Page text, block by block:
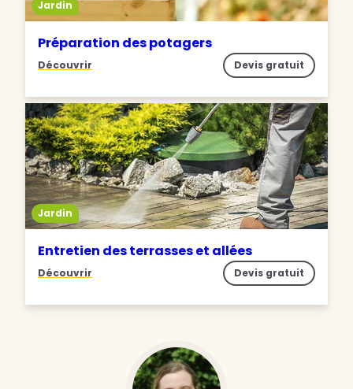
Jardin
Préparation des potagers
Découvrir Devis gratuit
Jardin
Entretien des terrasses et allées
Découvrir Devis gratuit